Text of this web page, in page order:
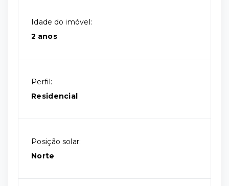
Idade do imóvel:
2 anos
Perfil:
Residencial
Posição solar:
Norte